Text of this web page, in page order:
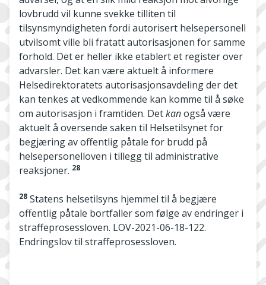
lovbrudd vil kunne svekke tilliten til
tilsynsmyndigheten fordi autorisert helsepersonell
utvilsomt ville bli fratatt autorisasjonen for samme
forhold. Det er heller ikke etablert et register over
advarsler. Det kan være aktuelt å informere
Helsedirektoratets autorisasjonsavdeling der det
kan tenkes at vedkommende kan komme til å søke
om autorisasjon i framtiden. Detkanogså være
aktuelt å oversende saken til Helsetilsynet for
begjæring av offentlig påtale for brudd på
helsepersonelloven i tillegg til administrative
reaksjoner. 28
28 Statens helsetilsyns hjemmel til å begjære
offentlig påtale bortfaller som følge av endringer i
straffeprosessloven. LOV-2021-06-18-122.
Endringslov til straffeprosessloven.